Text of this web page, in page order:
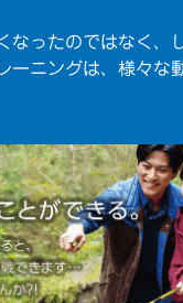
なったのではなく、
ーニングは、様々な